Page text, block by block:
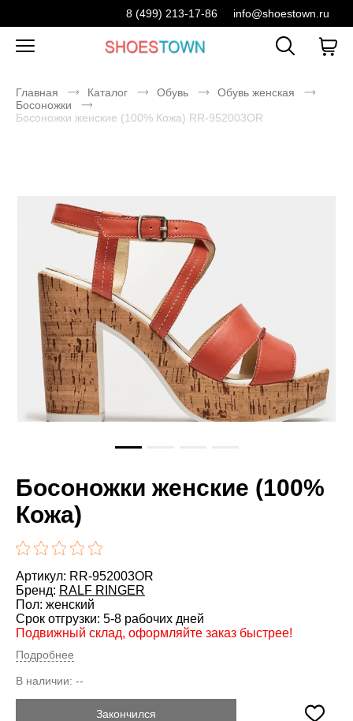
8 (499) 213-17-86 info@shoestown.ru
Главная Каталог Обувь
Обувь женская
Босоножки
Босоножки женские (100% Кожа) RR-952003OR
Босоножки женские (100%
Кожа)
Артикул: RR-952003OR
Бренд: RALF RINGER
Пол: женский
Срок отгрузки: 5-8 рабочих дней
Подвижный склад, оформляйте заказ быстрее!
Подробнее
В наличии: --
Закончился